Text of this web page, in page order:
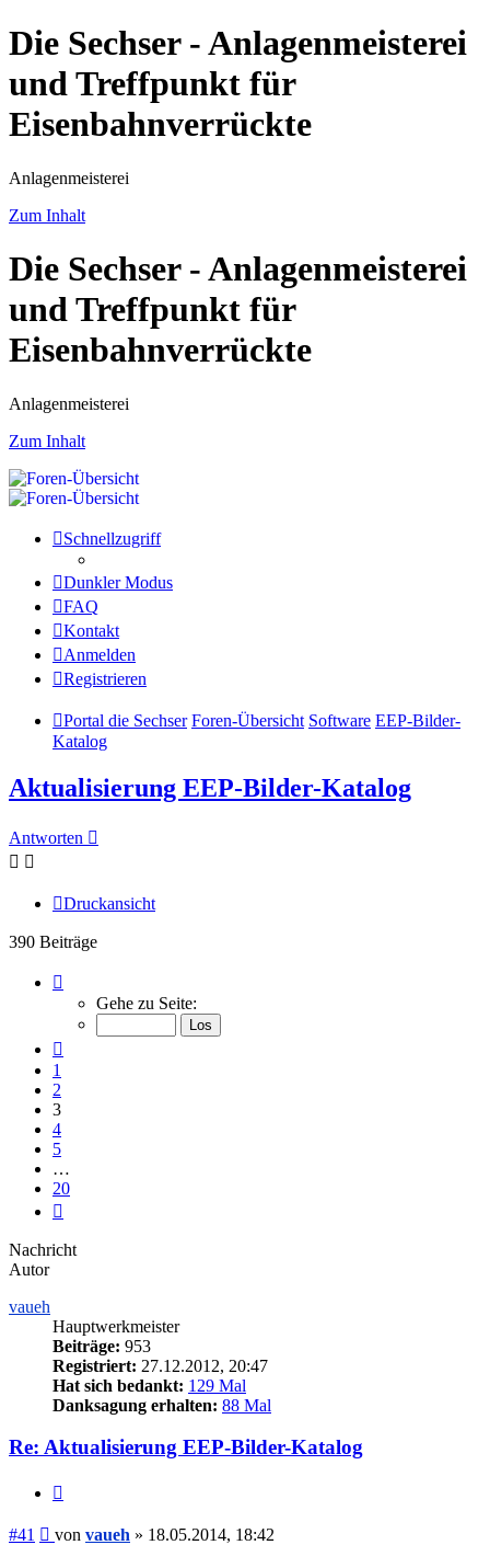
Die Sechser - Anlagenmeisterei
und Treffpunkt für
Eisenbahnverrückte
Anlagenmeisterei
Zum Inhalt
Die Sechser - Anlagenmeisterei
und Treffpunkt für
Eisenbahnverrückte
Anlagenmeisterei
Zum Inhalt
Schnellzugriff
Dunkler Modus
FAQ
Kontakt
Anmelden
Registrieren
Portal die Sechser Foren-Übersicht Software EEP-Bilder-
Katalog
Aktualisierung EEP-Bilder-Katalog
Antworten
Druckansicht
390 Beiträge
von
Gehe zu Seite:
1
2
3
4
5
…
20
Nachricht
Autor
vaueh
Hauptwerkmeister
Beiträge: 953
Registriert: 27.12.2012, 20:47
Hat sich bedankt: 129 Mal
Danksagung erhalten: 88 Mal
Re: Aktualisierung EEP-Bilder-Katalog
#41 Beitrag
von vaueh » 18.05.2014, 18:42